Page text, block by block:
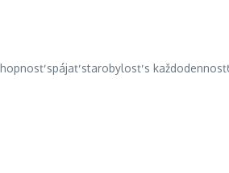
spájať starobylosť s